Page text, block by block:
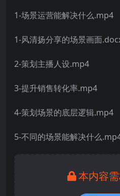
1-场景运营能解决什么.mp4
1-风清扬分享的场景画面
2-策划主播人设.mp4
3-提升销售转化率.mp4
4-策划场景的底层逻辑.mp4
5-不同的场景能解决什么
本内容